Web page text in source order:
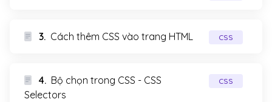
3. Cách thêm CSS vào trang HTML CSS
4. Bộ chọn trong CSS - CSS
Selectors
CSS